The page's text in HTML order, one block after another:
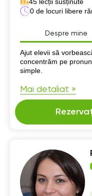
0 de locuri libere
Despre mine
Despre mine
Ajut elevii să
concentrăm pe
simple.
Mai detaliat »